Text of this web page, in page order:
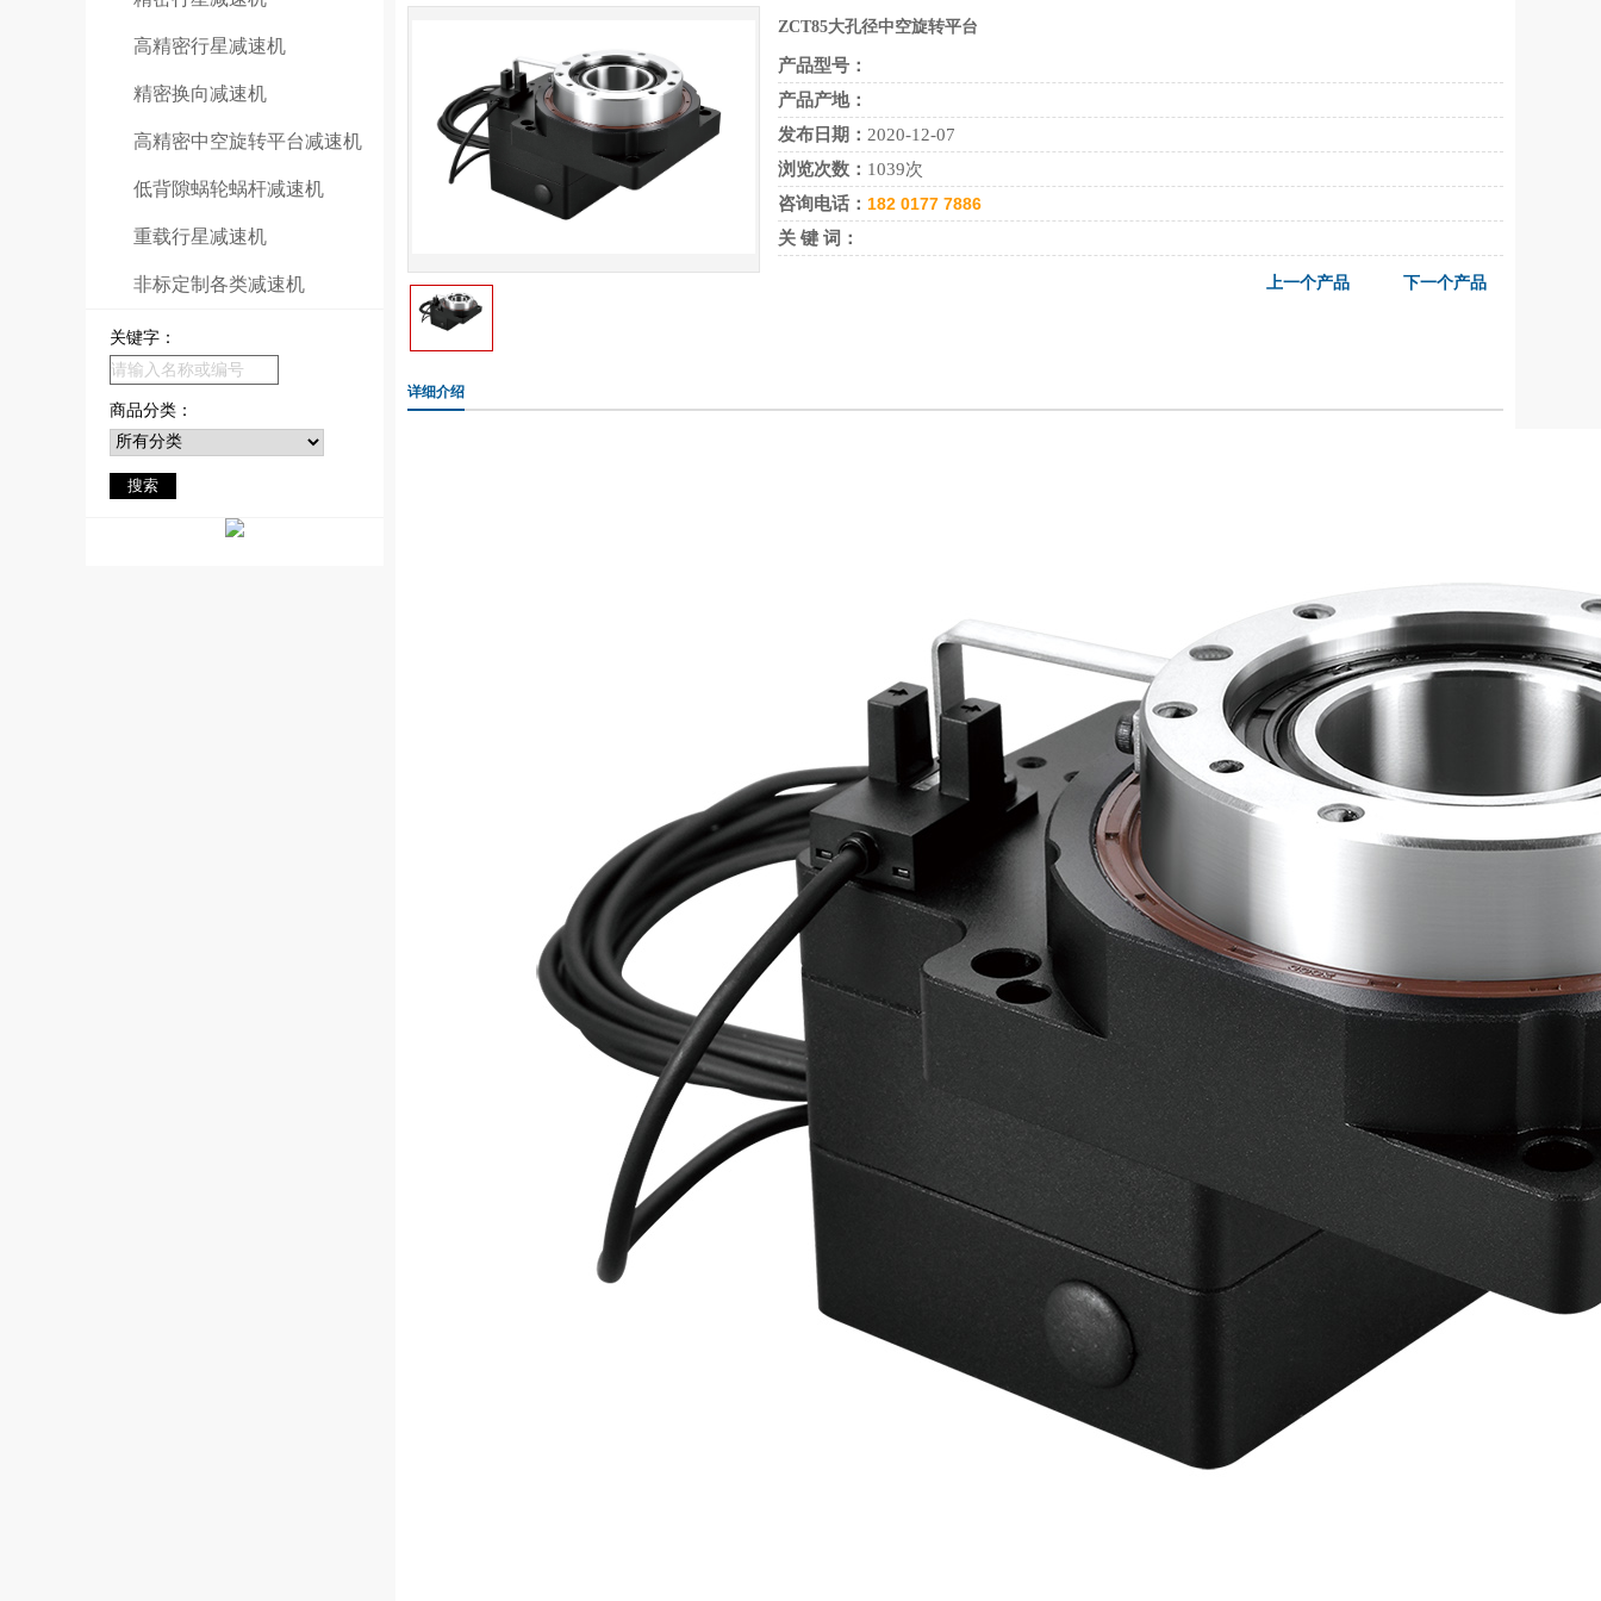
高精密行星减速机
精密换向减速机
高精密中空旋转平台减速机
低背隙蜗轮蜗杆减速机
重载行星减速机
非标定制各类减速机
关键字：
商品分类：
ZCT85大孔径中空旋转平台
产品型号：
产品产地：
发布日期： 2020-12-07
浏览次数： 1039次
咨询电话： 182 0177 7886
关 键 词：
下一个产品
上一个产品
详细介绍